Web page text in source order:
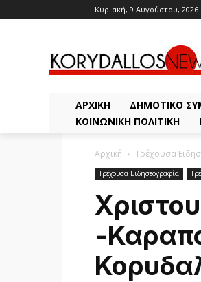
Κυριακή, 9 Αυγούστου, 2026
ΑΡΧΙΚΗ ΔΗΜΟΤΙΚΌ
ΚΟΙΝΩΝΙΚΉ ΠΟΛΙΤΙΚΉ
Αρχική Τρέχουσα
Τρέχουσα Ειδησεογραφία
-